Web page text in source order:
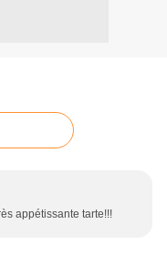
appétissante tarte!!!